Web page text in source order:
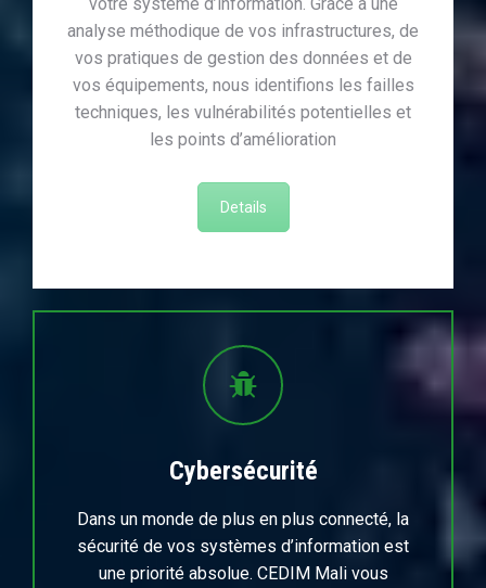
analyse méthodique de vos infrastructures, de
vos pratiques de gestion des données et de
vos équipements, nous identifions les failles
techniques, les vulnérabilités potentielles et
les points d’amélioration
Details
Cybersécurité
Dans un monde de plus en plus connecté, la
sécurité de vos systèmes d’information est
une priorité absolue. CEDIM Mali vous